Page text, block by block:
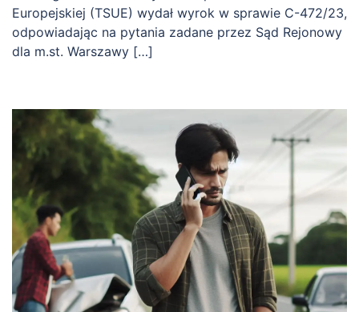
Europejskiej (TSUE) wydał wyrok w sprawie C-472/23,
odpowiadając na pytania zadane przez Sąd Rejonowy
dla m.st. Warszawy […]